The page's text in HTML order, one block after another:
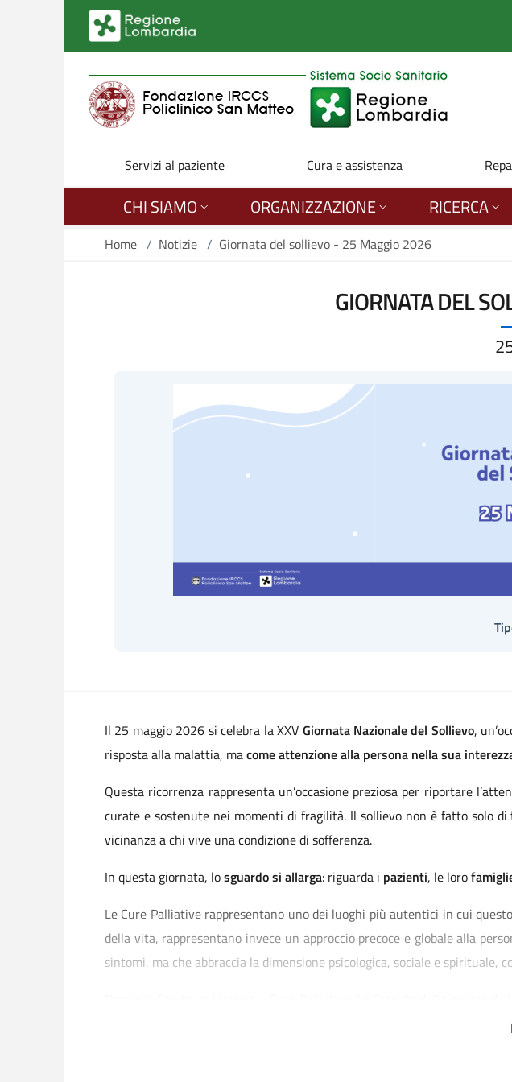
Salta al contenuto principale
Servizi al paziente Cura e assistenza
CHI SIAMO ORGANIZZAZIONE RICERCA
Home / Notizie / Giornata del sollievo - 25 Maggio 2026
GIORNATA DEL
Il 25 maggio 2026 si celebra la XXV Giornata Nazionale del Sollievo,
risposta alla malattia, macome attenzione alla persona nella sua
Questa ricorrenza rappresenta un’occasione preziosa per riportare
curate e sostenute nei momenti di fragilità. Il sollievo non è fatto solo
vicinanza a chi vive una condizione di sofferenza.
In questa giornata, losguardo si allarga: riguarda i pazienti, le loro
Le Cure Palliative rappresentano uno dei luoghi più autentici in cui
della vita, rappresentano invece un approccio precoce e globale alla
sintomi, ma che abbraccia la dimensione psicologica, sociale e spirituale,
un lavoro fatto di competenze e, soprattutto, di umanità.